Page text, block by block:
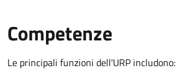
Competenze
Le principali funzioni dell'URP includono: